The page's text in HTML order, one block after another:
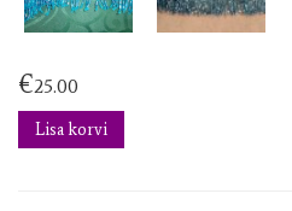
€25.00
Lisa korvi